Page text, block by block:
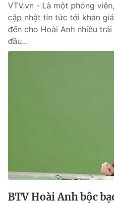
Ðiện thoại Thời báo VTV:
024.66
Email:toasoan@vtv.vn
Liên hệ quảng cáo:
® Cấm sao chép dưới mọi hình
thông tin từ website này.
VTV.vn - Là một phóng
cập nhật tin tức tới khán
đến cho Hoài Anh nhiều
đầu...
BTV Hoài Anh bộc